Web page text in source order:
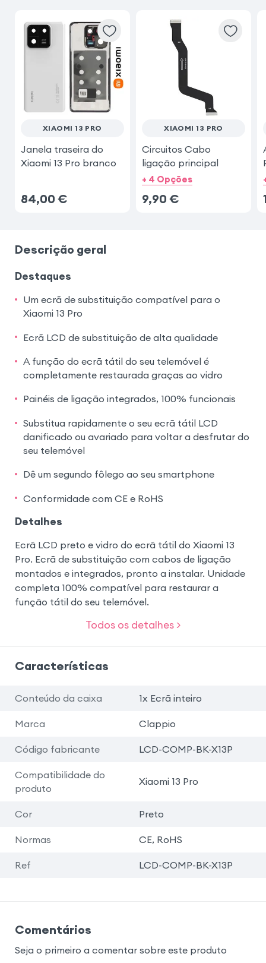
XIAOMI 13 PRO
Janela traseira do
Xiaomi 13 Pro branco
84,00 €
XIAOMI 13 PRO
Circuitos Cabo
ligação principal
+ 4 Opções
9,90 €
Descrição geral
Destaques
Um ecrã de substituição compatível para o
Xiaomi 13 Pro
Ecrã LCD de substituição de alta qualidade
A função do ecrã tátil do seu telemóvel é
completamente restaurada graças ao vidro
Painéis de ligação integrados, 100% funcionais
Substitua rapidamente o seu ecrã tátil LCD
danificado ou avariado para voltar a desfrutar do
seu telemóvel
Dê um segundo fôlego ao seu smartphone
Conformidade com CE e RoHS
Detalhes
Ecrã LCD preto e vidro do ecrã tátil do Xiaomi 13
Pro. Ecrã de substituição com cabos de ligação
montados e integrados, pronto a instalar. Unidade
completa 100% compatível para restaurar a
função tátil do seu telemóvel.
Todos os detalhes >
Características
Conteúdo da caixa 1x Ecrã inteiro
Marca Clappio
Código fabricante LCD-COMP-BK-X13P
Compatibilidade do
produto
Xiaomi 13 Pro
Cor Preto
Normas CE, RoHS
Ref LCD-COMP-BK-X13P
Comentários
Seja o primeiro a comentar sobre este produto